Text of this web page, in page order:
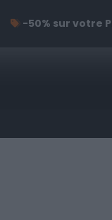
-50% sur votre